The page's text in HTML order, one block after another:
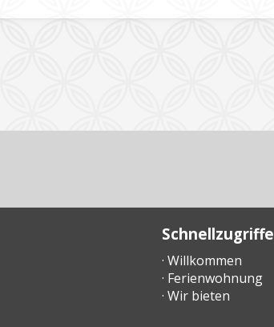
Schnellzugriffe
· Willkommen
· Ferienwohnung
· Wir bieten